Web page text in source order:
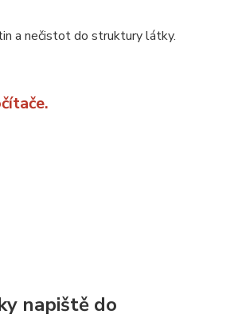
a nečistot do struktury látky.
napiště do